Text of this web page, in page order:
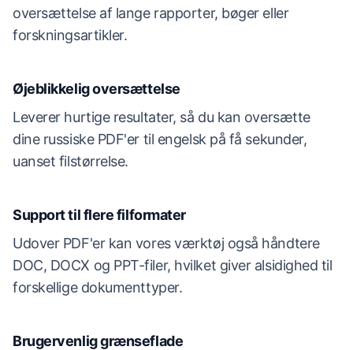
oversættelse af lange rapporter, bøger eller
forskningsartikler.
Øjeblikkelig oversættelse
Leverer hurtige resultater, så du kan oversætte
dine russiske PDF'er til engelsk på få sekunder,
uanset filstørrelse.
Support til flere filformater
Udover PDF'er kan vores værktøj også håndtere
DOC, DOCX og PPT-filer, hvilket giver alsidighed til
forskellige dokumenttyper.
Brugervenlig grænseflade